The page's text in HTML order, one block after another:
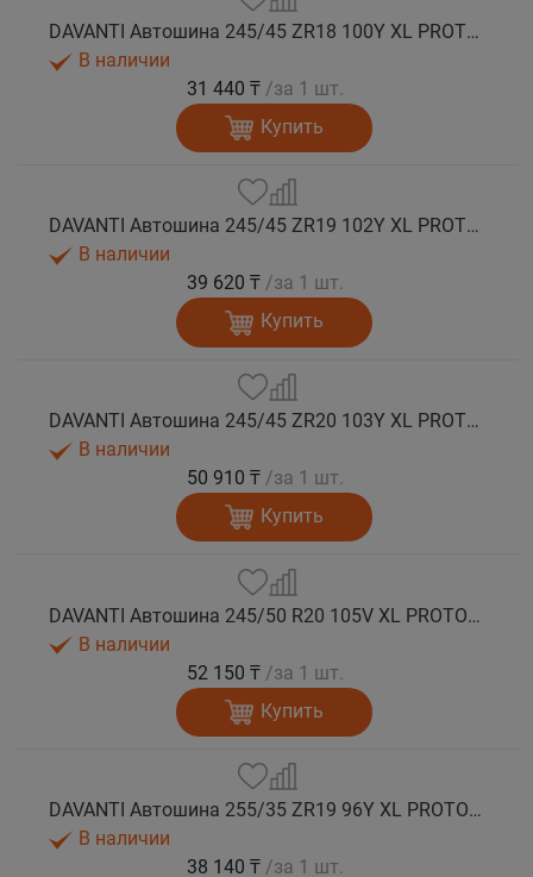
DAVANTI Автошина 245/45 ZR18 100Y XL PROTOURA SPORT RPR лето
В наличии
31 440 ₸ /за 1 шт.
Купить
DAVANTI Автошина 245/45 ZR19 102Y XL PROTOURA SPORT RPR лето
В наличии
39 620 ₸ /за 1 шт.
Купить
DAVANTI Автошина 245/45 ZR20 103Y XL PROTOURA SPORT RPR лето
В наличии
50 910 ₸ /за 1 шт.
Купить
DAVANTI Автошина 245/50 R20 105V XL PROTOURA SPORT RPR лето
В наличии
52 150 ₸ /за 1 шт.
Купить
DAVANTI Автошина 255/35 ZR19 96Y XL PROTOURA SPORT RPR лето
В наличии
38 140 ₸ /за 1 шт.